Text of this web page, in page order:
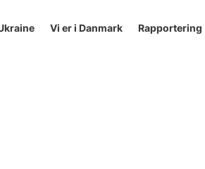
Vi er i Danmark Rapportering